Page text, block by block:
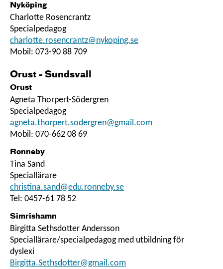
Nyköping
Charlotte Rosencrantz
Specialpedagog
charlotte.rosencrantz@nykoping.se
Mobil: 073-90 88 709
Orust - Sundsvall
Orust
Agneta Thorpert-Södergren
Specialpedagog
agneta.thorpert.sodergren@gmail.com
Mobil: 070-662 08 69
Ronneby
Tina Sand
Speciallärare
christina.sand@edu.ronneby.se
Tel: 0457-61 78 52
Simrishamn
Birgitta Sethsdotter Andersson
Speciallärare/specialpedagog med utbildning för
dyslexi
Birgitta.Sethsdotter@gmail.com